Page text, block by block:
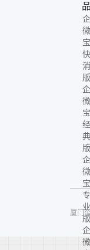
品
企
微
宝
快
消
版
企
微
宝
经
典
版
企
微
宝
专
业
版
企
微
厦门